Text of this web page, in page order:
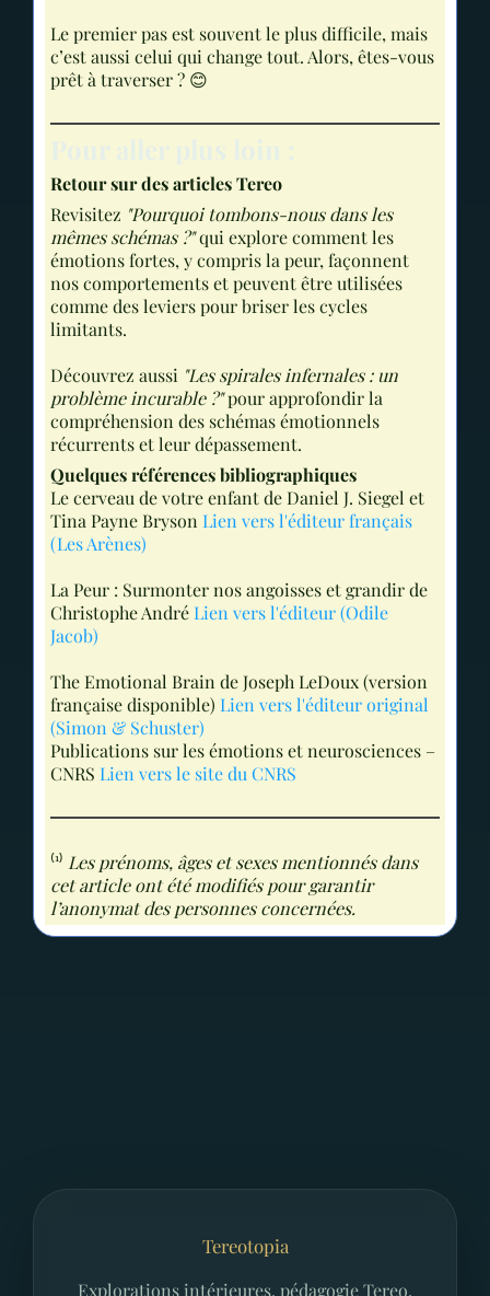
Le premier pas est souvent le plus difficile, mais
c’est aussi celui qui change tout. Alors, êtes-vous
prêt à traverser ? 😊
Retour sur des articles Tereo
Revisitez "Pourquoi tombons-nous dans les
mêmes schémas ?"qui explore comment les
émotions fortes, y compris la peur, façonnent
nos comportements et peuvent être utilisées
comme des leviers pour briser les cycles
limitants​.
Découvrez aussi "Les spirales infernales : un
problème incurable ?"pour approfondir la
compréhension des schémas émotionnels
récurrents et leur dépassement​.
Quelques références bibliographiques
Le cerveau de votre enfant de Daniel J. Siegel et
Tina Payne Bryson Lien vers l'éditeur français
(Les Arènes)
La Peur : Surmonter nos angoisses et grandir de
Christophe AndréLien vers l'éditeur (Odile
Jacob)
The Emotional Brain de Joseph LeDoux (version
française disponible) Lien vers l'éditeur original
(Simon & Schuster)
Publications sur les émotions et neurosciences –
CNRS Lien vers le site du CNRS
⁽¹⁾ Les prénoms, âges et sexes mentionnés dans
cet article ont été modifiés pour garantir
l’anonymat des personnes concernées.
Tereotopia
Explorations intérieures, pédagogie Tereo,